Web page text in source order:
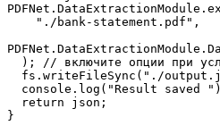
    "./bank-statement.pdf",
); // включите опции при
fs.writeFileSync("./
console.log("Result saved
  return json;
}